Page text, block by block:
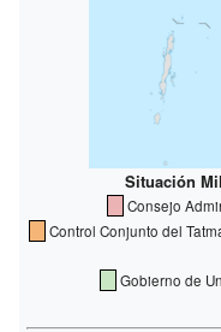
Situación
Consejo
Control Conjunto del
Gobierno de